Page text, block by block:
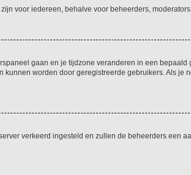
voor iedereen, behalve voor beheerders,
gaan en je tijdzone veranderen in een bepaald
kunnen worden door geregistreerde gebruikers. Als je
verkeerd ingesteld en zullen de beheerders een